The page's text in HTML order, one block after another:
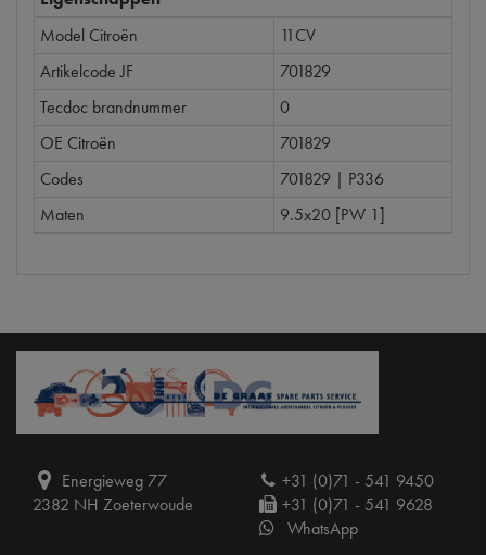
Model Citroën
11CV
Artikelcode JF
701829
Tecdoc brandnummer
0
OE Citroën
701829
Codes
701829 | P336
Maten
9.5x20 [PW 1]
Energieweg 77
2382 NH Zoeterwoude
+31 (0)71 - 541 9450
+31 (0)71 - 541 9628
WhatsApp